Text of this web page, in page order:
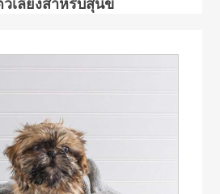
เลี้ยงสำหรับสุนัข